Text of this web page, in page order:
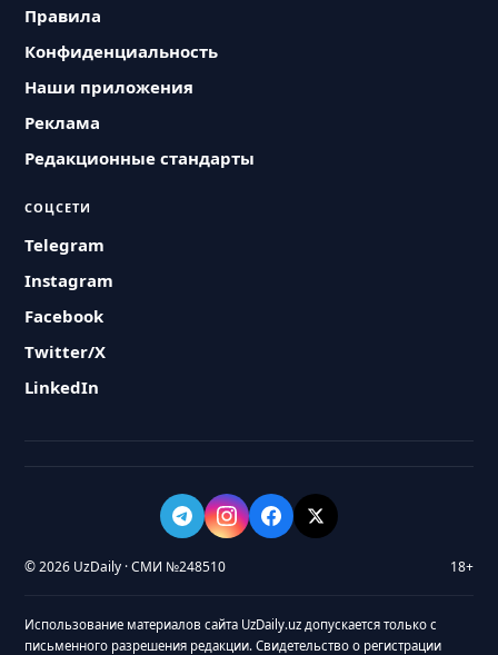
Правила
Конфиденциальность
Наши приложения
Реклама
Редакционные стандарты
СОЦСЕТИ
Telegram
Instagram
Facebook
Twitter/X
LinkedIn
© 2026 UzDaily · СМИ №248510 18+
Использование материалов сайта UzDaily.uz допускается только с
письменного разрешения редакции. Свидетельство о регистрации